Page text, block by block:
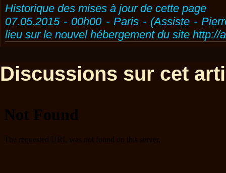
Historique des mises à jour de cette page
07.05.2015 - 00h00 - Paris - (Assiste -
lieu sur le nouvel hébergement du site http://
Discussions sur cet